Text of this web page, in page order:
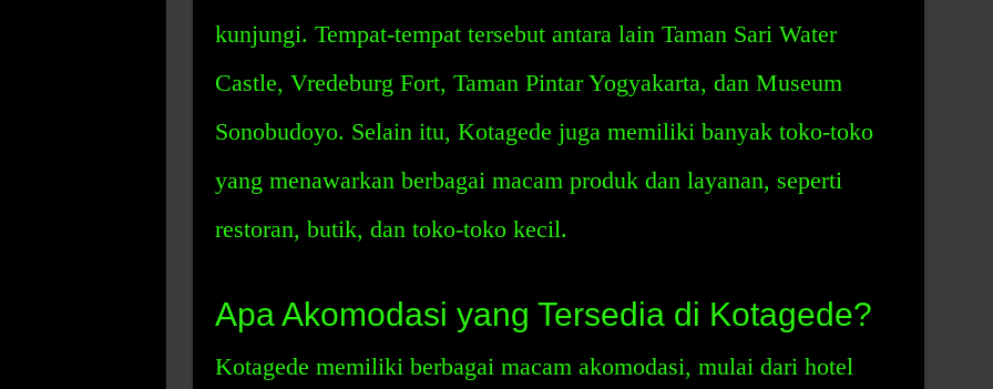
kunjungi. Tempat-tempat tersebut antara lain Taman Sari Water
Castle, Vredeburg Fort, Taman Pintar Yogyakarta, dan Museum
Sonobudoyo. Selain itu, Kotagede juga memiliki banyak toko-toko
yang menawarkan berbagai macam produk dan layanan, seperti
restoran, butik, dan toko-toko kecil.
Apa Akomodasi yang Tersedia di Kotagede?
Kotagede memiliki berbagai macam akomodasi, mulai dari hotel